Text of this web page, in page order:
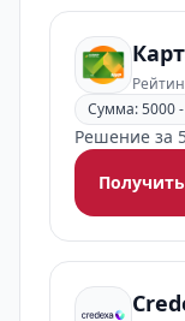
Сумма: 5000
Решение за